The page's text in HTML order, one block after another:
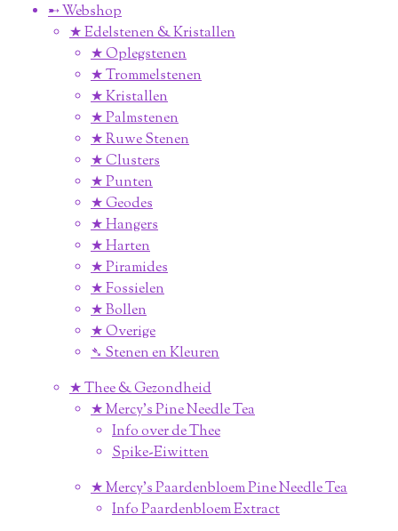
➸ Webshop
★ Edelstenen & Kristallen
★ Oplegstenen
★ Trommelstenen
★ Kristallen
★ Palmstenen
★ Ruwe Stenen
★ Clusters
★ Punten
★ Geodes
★ Hangers
★ Harten
★ Piramides
★ Fossielen
★ Bollen
★ Overige
➴ Stenen en Kleuren
★ Thee & Gezondheid
★ Mercy's Pine Needle Tea
Info over de Thee
Spike-Eiwitten
★ Mercy's Paardenbloem Pine Needle Tea
Info Paardenbloem Extract